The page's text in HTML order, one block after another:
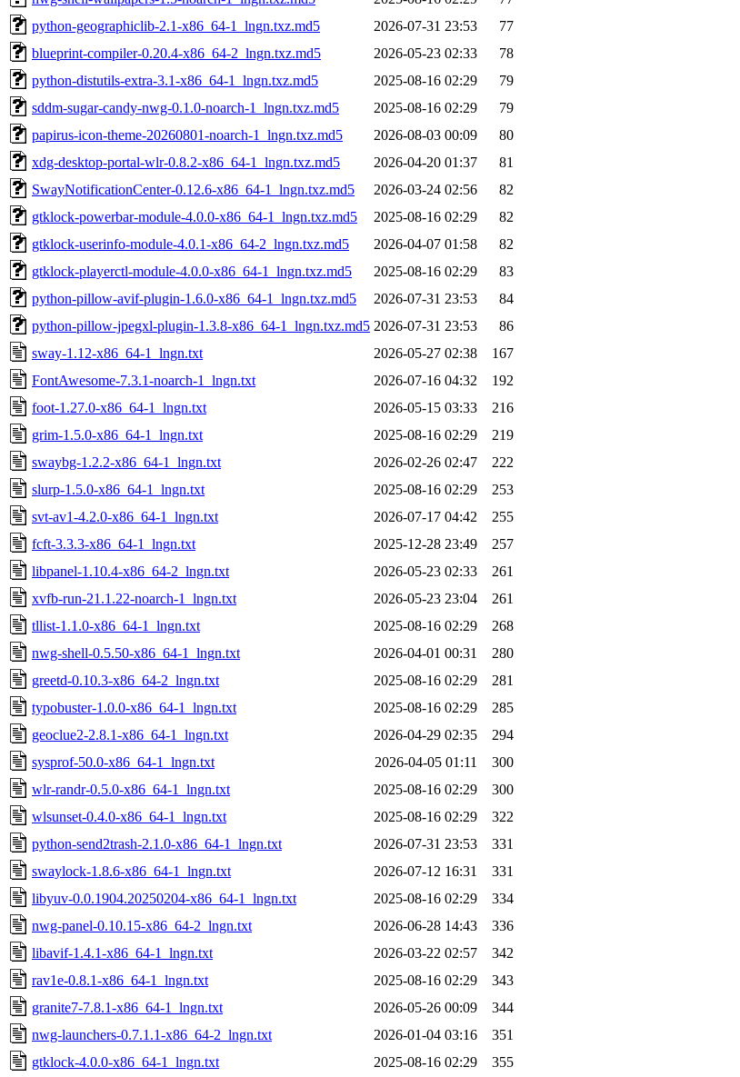
python-geographiclib-2.1-x86_64-1_lngn.txz.md5
2026-07-31 23:53
77
blueprint-compiler-0.20.4-x86_64-2_lngn.txz.md5
2026-05-23 02:33
78
python-distutils-extra-3.1-x86_64-1_lngn.txz.md5
2025-08-16 02:29
79
sddm-sugar-candy-nwg-0.1.0-noarch-1_lngn.txz.md5
2025-08-16 02:29
79
papirus-icon-theme-20260801-noarch-1_lngn.txz.md5
2026-08-03 00:09
80
xdg-desktop-portal-wlr-0.8.2-x86_64-1_lngn.txz.md5
2026-04-20 01:37
81
SwayNotificationCenter-0.12.6-x86_64-1_lngn.txz.md5
2026-03-24 02:56
82
gtklock-powerbar-module-4.0.0-x86_64-1_lngn.txz.md5
2025-08-16 02:29
82
gtklock-userinfo-module-4.0.1-x86_64-2_lngn.txz.md5
2026-04-07 01:58
82
gtklock-playerctl-module-4.0.0-x86_64-1_lngn.txz.md5
2025-08-16 02:29
83
python-pillow-avif-plugin-1.6.0-x86_64-1_lngn.txz.md5
2026-07-31 23:53
84
python-pillow-jpegxl-plugin-1.3.8-x86_64-1_lngn.txz.md5 2026-07-31 23:53
86
sway-1.12-x86_64-1_lngn.txt
2026-05-27 02:38
167
FontAwesome-7.3.1-noarch-1_lngn.txt
2026-07-16 04:32
192
foot-1.27.0-x86_64-1_lngn.txt
2026-05-15 03:33
216
grim-1.5.0-x86_64-1_lngn.txt
2025-08-16 02:29
219
swaybg-1.2.2-x86_64-1_lngn.txt
2026-02-26 02:47
222
slurp-1.5.0-x86_64-1_lngn.txt
2025-08-16 02:29
253
svt-av1-4.2.0-x86_64-1_lngn.txt
2026-07-17 04:42
255
fcft-3.3.3-x86_64-1_lngn.txt
2025-12-28 23:49
257
libpanel-1.10.4-x86_64-2_lngn.txt
2026-05-23 02:33
261
xvfb-run-21.1.22-noarch-1_lngn.txt
2026-05-23 23:04
261
tllist-1.1.0-x86_64-1_lngn.txt
2025-08-16 02:29
268
nwg-shell-0.5.50-x86_64-1_lngn.txt
2026-04-01 00:31
280
greetd-0.10.3-x86_64-2_lngn.txt
2025-08-16 02:29
281
typobuster-1.0.0-x86_64-1_lngn.txt
2025-08-16 02:29
285
geoclue2-2.8.1-x86_64-1_lngn.txt
2026-04-29 02:35
294
sysprof-50.0-x86_64-1_lngn.txt
2026-04-05 01:11
300
wlr-randr-0.5.0-x86_64-1_lngn.txt
2025-08-16 02:29
300
wlsunset-0.4.0-x86_64-1_lngn.txt
2025-08-16 02:29
322
python-send2trash-2.1.0-x86_64-1_lngn.txt
2026-07-31 23:53
331
swaylock-1.8.6-x86_64-1_lngn.txt
2026-07-12 16:31
331
libyuv-0.0.1904.20250204-x86_64-1_lngn.txt
2025-08-16 02:29
334
nwg-panel-0.10.15-x86_64-2_lngn.txt
2026-06-28 14:43
336
libavif-1.4.1-x86_64-1_lngn.txt
2026-03-22 02:57
342
rav1e-0.8.1-x86_64-1_lngn.txt
2025-08-16 02:29
343
granite7-7.8.1-x86_64-1_lngn.txt
2026-05-26 00:09
344
nwg-launchers-0.7.1.1-x86_64-2_lngn.txt
2026-01-04 03:16
351
gtklock-4.0.0-x86_64-1_lngn.txt
2025-08-16 02:29 355